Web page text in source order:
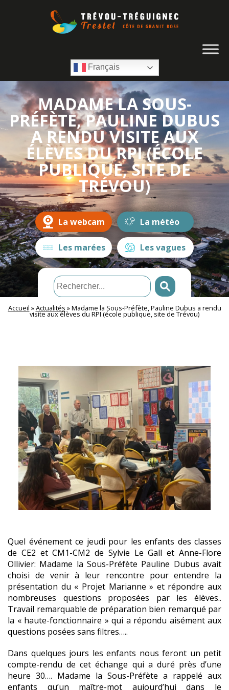
Français
MADAME LA SOUS-
PRÉFÈTE, PAULINE DUBUS
A RENDU VISITE AUX
ÉLÈVES DU RPI (ÉCOLE
PUBLIQUE, SITE DE
TRÉVOU)
La webcam La météo
Les marées Les vagues
Accueil »Actualités »Madame la Sous-Préfète, Pauline Dubus a rendu
visite aux élèves du RPI (école publique, site de Trévou)
Quel événement ce jeudi pour les enfants des classes
de CE2 et CM1-CM2 de Sylvie Le Gall et Anne-Flore
Ollivier: Madame la Sous-Préfète Pauline Dubus avait
choisi de venir à leur rencontre pour entendre la
présentation du « Projet Marianne » et répondre aux
nombreuses questions proposées par les élèves..
Travail remarquable de préparation bien remarqué par
la « haute-fonctionnaire » qui a répondu aisément aux
questions posées sans filtres…..
Dans quelques jours les enfants nous feront un petit
compte-rendu de cet échange qui a duré près d’une
heure 30…. Madame la Sous-Préfète a rappelé aux
enfants qu’un maître-mot aujourd’hui dans le